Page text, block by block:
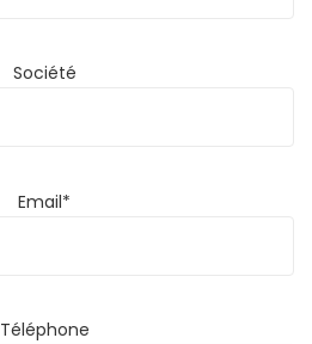
Société
Email*
Téléphone